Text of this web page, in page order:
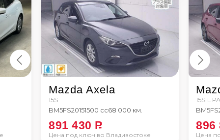
Mazda Axela
15S
BM5FS20151500 сс68 000 км.
Цена под ключ во Владивостоке
891 430 P
15S L
BM5FS
Цена
896